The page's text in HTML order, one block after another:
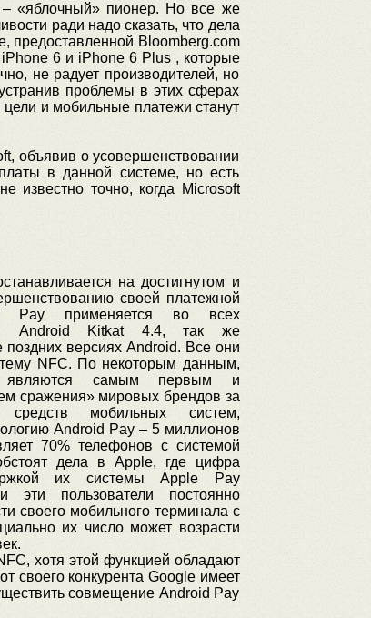
– «яблочный» пионер. Но все же
ради надо сказать, что дела
предоставленной Bloomberg.com
6 и iPhone 6 Plus , которые
не радует производителей, но
проблемы в этих сферах
и мобильные платежи станут
объявив о усовершенствовании
в данной системе, но есть
известно точно, когда Microsoft
на достигнутом и
своей платежной
Pay применяется во всех
Android Kitkat 4.4, так же
поздних версиях Android. Все они
NFC. По некоторым данным,
самым первым и
сражения» мировых брендов за
средств мобильных систем,
Android Pay – 5 миллионов
70% телефонов с системой
дела в Apple, где цифра
их системы Apple Pay
эти пользователи постоянно
своего мобильного терминала с
их число может возрасти
хотя этой функцией обладают
своего конкурента Google имеет
совмещение Android Pay